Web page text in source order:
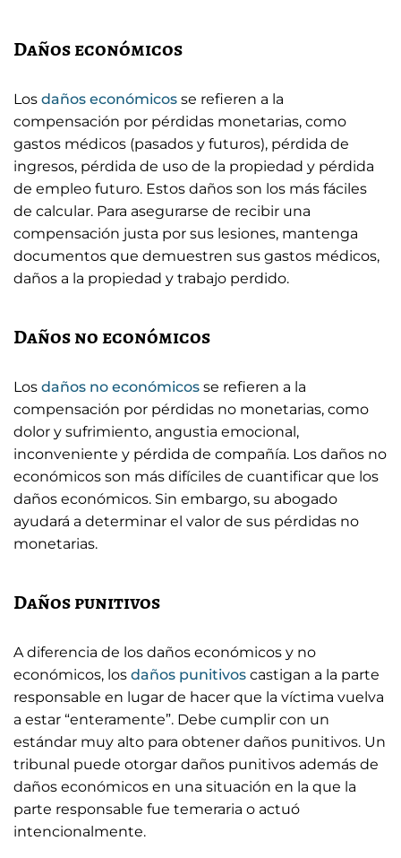
Daños económicos
Los daños económicos se refieren a la
compensación por pérdidas monetarias, como
gastos médicos (pasados y futuros), pérdida de
ingresos, pérdida de uso de la propiedad y pérdida
de empleo futuro. Estos daños son los más fáciles
de calcular. Para asegurarse de recibir una
compensación justa por sus lesiones, mantenga
documentos que demuestren sus gastos médicos,
daños a la propiedad y trabajo perdido.
Daños no económicos
Los daños no económicos se refieren a la
compensación por pérdidas no monetarias, como
dolor y sufrimiento, angustia emocional,
inconveniente y pérdida de compañía. Los daños no
económicos son más difíciles de cuantificar que los
daños económicos. Sin embargo, su abogado
ayudará a determinar el valor de sus pérdidas no
monetarias.
Daños punitivos
A diferencia de los daños económicos y no
económicos, los daños punitivos castigan a la parte
responsable en lugar de hacer que la víctima vuelva
a estar “enteramente”. Debe cumplir con un
estándar muy alto para obtener daños punitivos. Un
tribunal puede otorgar daños punitivos además de
daños económicos en una situación en la que la
parte responsable fue temeraria o actuó
intencionalmente.